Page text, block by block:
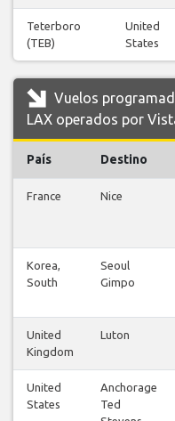
Teterboro
(TEB)
United
States
Vuelos
LAX operados por
País Destino
France Nice
Korea,
South
Seoul
Gimpo
United
Kingdom
Luton
United
States
Anchorage
Ted